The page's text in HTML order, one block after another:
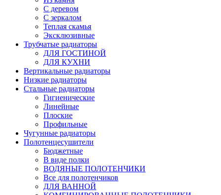
С деревом
С зеркалом
Теплая скамья
Эксклюзивные
Трубчатые радиаторы
ДЛЯ ГОСТИНОЙ
ДЛЯ КУХНИ
Вертикальные радиаторы
Низкие радиаторы
Стальные радиаторы
Гигиенические
Линейные
Плоские
Профильные
Чугунные радиаторы
Полотенцесушители
Бюджетные
В виде полки
ВОДЯНЫЕ ПОЛОТЕНЧИКИ
Все для полотенчиков
ДЛЯ ВАННОЙ